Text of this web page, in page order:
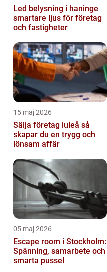
Led belysning i haninge
smartare ljus för företag
och fastigheter
15 maj 2026
Sälja företag luleå så
skapar du en trygg och
lönsam affär
05 maj 2026
Escape room i Stockholm:
Spänning, samarbete och
smarta pussel